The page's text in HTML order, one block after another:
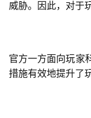
游
戏
威胁。因此，对于
官方一方面向玩家
措施有效地提升了